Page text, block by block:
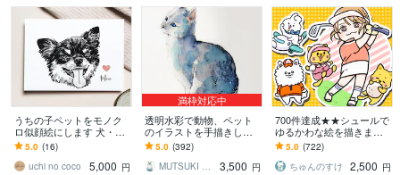
うちの子ペットをモノク
ロ似顔絵にします 犬・猫
のお写真をシンプルでお
しゃれなモノクロイラス
トに
5.0 (16)
uchi no coco
5,000 円
満枠対応中
透明水彩で動物、ペット
のイラストを手描きしま
す 手描きの水彩画のイラ
スト原画を、ご自宅やプ
レゼント用に
5.0 (392)
MUTSUKI watercolor
3,500 円
700件達成★★シュールで
ゆるかわな絵を描きます
小物無料・修正無制限！
いろんな表情はお任せく
ださい！
5.0 (722)
ちゅんのすけ
2,500 円